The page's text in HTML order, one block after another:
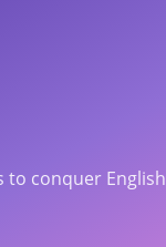
to conquer English